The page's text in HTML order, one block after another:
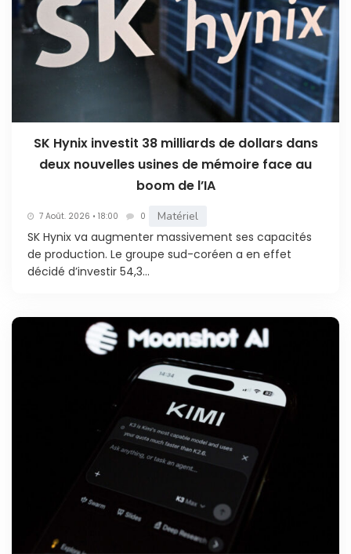
SK Hynix investit 38 milliards de dollars dans
deux nouvelles usines de mémoire face au
boom de l’IA
7 Août. 2026 • 18:00 0 Matériel
SK Hynix va augmenter massivement ses capacités
de production. Le groupe sud-coréen a en effet
décidé d’investir 54,3...